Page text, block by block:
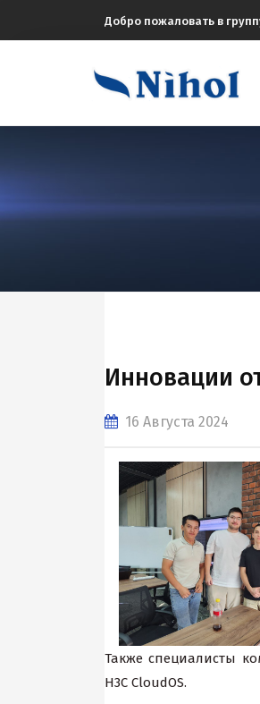
Добро пожаловать в
Инновации
16 Августа 2024
Также специалисты
H3C CloudOS.